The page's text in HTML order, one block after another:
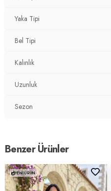
Kalınlık:
Kalıp Bilgisi:
Yaş Grubu:
Yaka Tipi
Bel Tipi
Kalınlık
Uzunluk
Sezon
Benzer Ürünler
YENI ÜRÜN